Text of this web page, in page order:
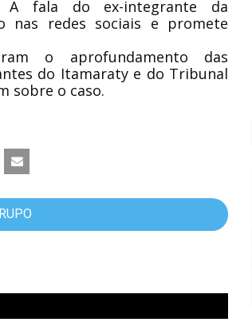
A fala do ex-integrante da
nas redes sociais e promete
o aprofundamento das
do Itamaraty e do Tribunal
sobre o caso.